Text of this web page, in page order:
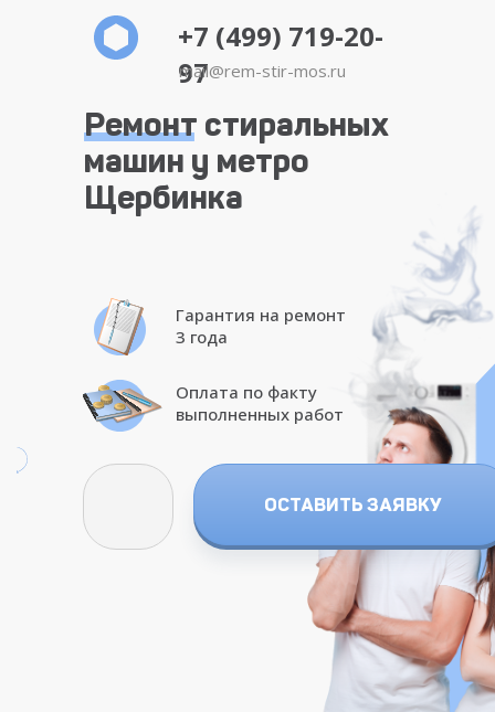
Ремонт стиральных
машин у метро
Щербинка
Гарантия на ремонт
3 года
Оплата по факту
выполненных работ
+7 (499) 719-20-
97
mail@rem-stir-mos.ru
ОСТАВИТЬ ЗАЯВКУ